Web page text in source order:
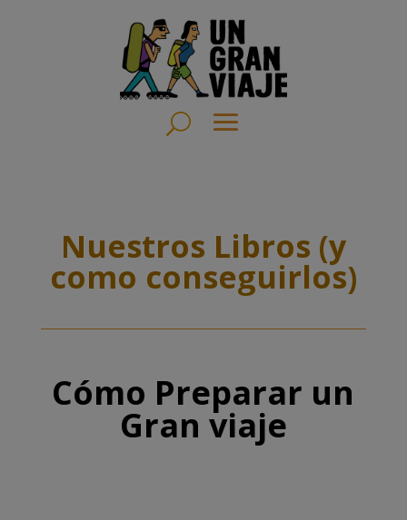
Nuestros Libros (y
como conseguirlos)
Cómo Preparar un
Gran viaje